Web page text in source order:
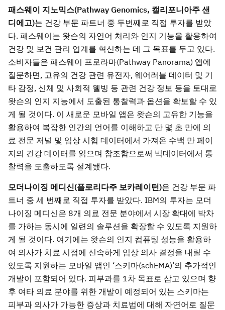
패스웨이 지노믹스(Pathway Genomics, 캘리포니아주 샌
디에고)는 건강 부문 파트너 중 두번째로 직접 투자를 받았
다. 패스웨이는 왓슨의 자연어 처리와 인지 기능을 활용하여
건강 및 보건 관리 업계를 혁신하는 데 그 목표를 두고 있다.
소비자들은 패스웨이 프로라마(Pathway Panorama) 앱에
질문하면, 고유의 건강 관련 유전자, 웨어러블 데이터 및 기
타 감정, 신체 및 사회적 웰빙 등 관련 건강 정보 등을 토대로
왓슨의 인지 지능에서 도출된 통찰력과 옵션을 확보할 수 있
게 될 것이다. 이 새로운 모바일 앱은 왓슨의 고유한 기능을
활용하여 복잡한 인간의 언어를 이해하고 단 몇 초 만에 의
료 전문 저널 및 임상 시험 데이터에서 가져온 수백 만 페이
지의 건강 데이터를 읽으며 참조함으로써 빅데이터에서 통
찰력을 도출하도록 설계됐다.
모더나이징 메디신(플로리다주 보카레이턴)은 건강 부문 파
트너 중 세 번째로 직접 투자를 받았다. IBM의 투자는 모더
나이징 메디신은 8개 의료 전문 분야에서 시장 확대에 박차
를 가하는 동시에 일련의 솔루션을 확장할 수 있도록 지원하
게 될 것이다. 여기에는 왓슨의 인지 컴퓨팅 성능을 활용하
여 의사가 치료 시점에 신속하게 임상 의사 결정을 내릴 수
있도록 지원하는 모바일 앱인 ‘스키마(schEMA)’의 추가적인
개발이 포함되어 있다. 피부과를 1차 목표로 삼고 있으며 향
후 여타 의료 분야를 위한 개발이 예정되어 있는 스키마는
피부과 의사가 가능한 증상과 치료법에 대해 자연어로 질문